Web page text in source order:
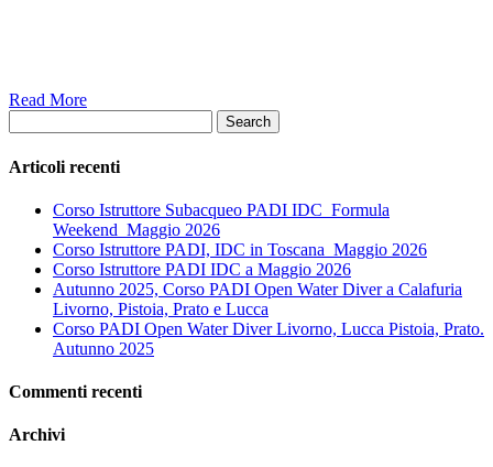
Read More
Search
Articoli recenti
Corso Istruttore Subacqueo PADI IDC_Formula
Weekend_Maggio 2026
Corso Istruttore PADI, IDC in Toscana_Maggio 2026
Corso Istruttore PADI IDC a Maggio 2026
Autunno 2025, Corso PADI Open Water Diver a Calafuria
Livorno, Pistoia, Prato e Lucca
Corso PADI Open Water Diver Livorno, Lucca Pistoia, Prato.
Autunno 2025
Commenti recenti
Archivi